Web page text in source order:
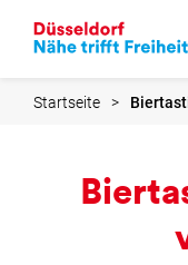
zur
Startseite
Startseite